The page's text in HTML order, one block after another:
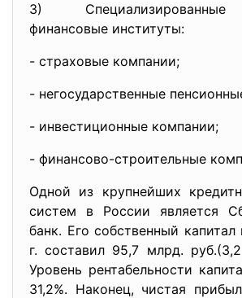
3)
финансовые институты:
- страховые компании;
- негосударственные
- инвестиционные компании;
- финансово-строительные
Одной из крупнейших
систем в России является
банк. Его собственный
г. составил 95,7 млрд.
Уровень рентабельности
31,2%. Наконец, чистая